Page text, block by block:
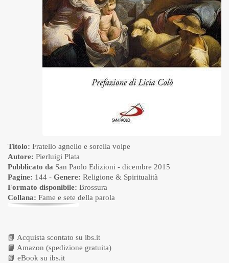
Titolo: Fratello agnello e sorella volpe
Autore: Pierluigi Plata
Pubblicato da San Paolo Edizioni - dicembre 2015
Pagine: 144 - Genere: Religione & Spiritualità
Formato disponibile: Brossura
Collana: Fame e sete della parola
📗 Acquista scontato su ibs.it
📙 Amazon (spedizione gratuita)
📗 eBook su ibs.it